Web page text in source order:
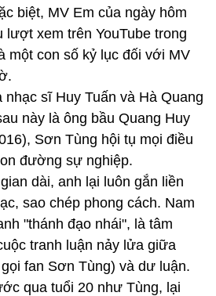
biệt, MV Em của ngày hôm
lượt xem trên YouTube trong
một con số kỷ lục đối với MV
sĩ Huy Tuấn và Hà Quang
này là ông bầu Quang Huy
Sơn Tùng hội tụ mọi điều
đường sự nghiệp.
dài, anh lại luôn gắn liền
sao chép phong cách. Nam
"thánh đạo nhái", là tâm
tranh luận nảy lửa giữa
fan Sơn Tùng) và dư luận.
qua tuổi 20 như Tùng, lại